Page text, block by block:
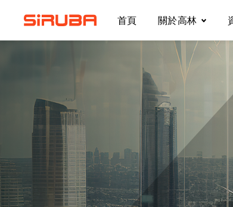
首頁 關於高林
關於高林
營業據點
聯絡我們